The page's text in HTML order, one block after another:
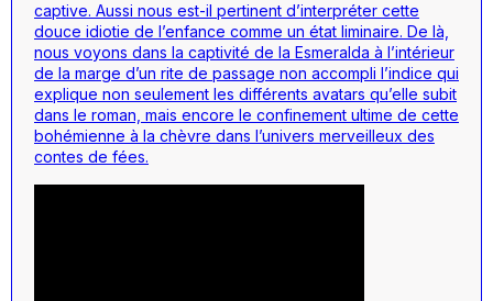
captive. Aussi nous est-il pertinent d’interpréter cette
douce idiotie de l’enfance comme un état liminaire. De là,
nous voyons dans la captivité de la Esmeralda à l’intérieur
de la marge d’un rite de passage non accompli l’indice qui
explique non seulement les différents avatars qu’elle subit
dans le roman, mais encore le confinement ultime de cette
bohémienne à la chèvre dans l’univers merveilleux des
contes de fées.